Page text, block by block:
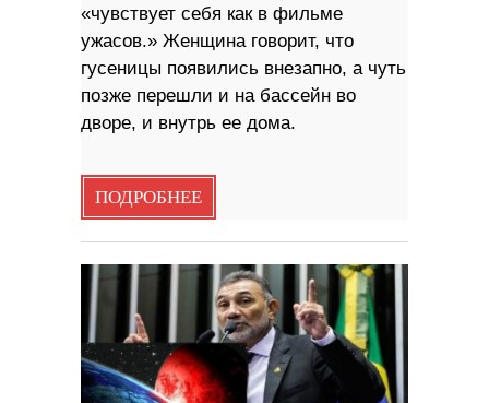
«чувствует себя как в фильме
ужасов.» Женщина говорит, что
гусеницы появились внезапно, а чуть
позже перешли и на бассейн во
дворе, и внутрь ее дома.
ПОДРОБНЕЕ